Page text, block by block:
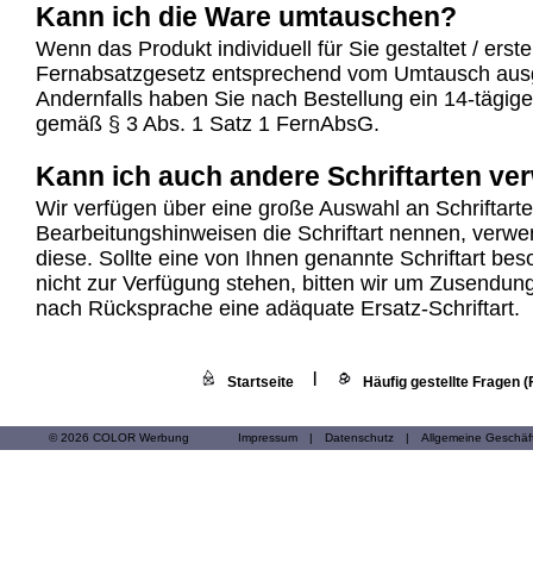
Kann ich die Ware umtauschen?
Wenn das Produkt individuell für Sie gestaltet /
Fernabsatzgesetz entsprechend vom Umtausch
Andernfalls haben Sie nach Bestellung ein 14-
gemäß § 3 Abs. 1 Satz 1 FernAbsG.
Kann ich auch andere Schriftarten
Wir verfügen über eine große Auswahl an
Bearbeitungshinweisen die Schriftart nennen,
diese. Sollte eine von Ihnen genannte Schriftart
nicht zur Verfügung stehen, bitten wir um
nach Rücksprache eine adäquate Ersatz-Schriftart.
Startseite Häufig gestellte Fragen
© 2026 COLOR Werbung Impressum | Datenschutz | Allgemeine